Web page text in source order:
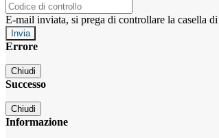
E-mail inviata, si prega di controllare la casella
Errore
Chiudi
Successo
Chiudi
Informazione